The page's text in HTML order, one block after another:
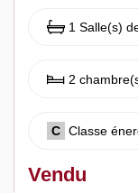
1 Salle(s)
2
C Classe
Vendu